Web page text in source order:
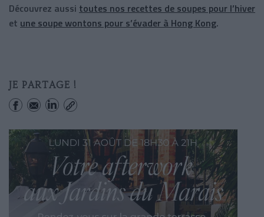
Découvrez aussi toutes nos recettes de soupes pour l’hiver
et une soupe wontons pour s’évader à Hong Kong.
JE PARTAGE !